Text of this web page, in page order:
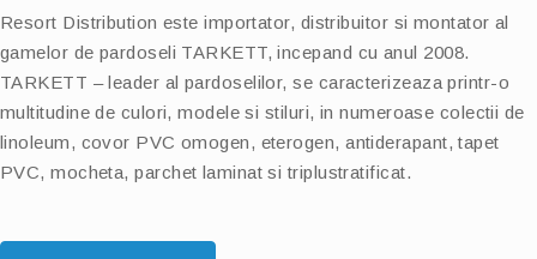
Resort Distribution este importator, distribuitor si montator al
gamelor de pardoseli TARKETT, incepand cu anul 2008.
TARKETT – leader al pardoselilor, se caracterizeaza printr-o
multitudine de culori, modele si stiluri, in numeroase colectii de
linoleum, covor PVC omogen, eterogen, antiderapant, tapet
PVC, mocheta, parchet laminat si triplustratificat.